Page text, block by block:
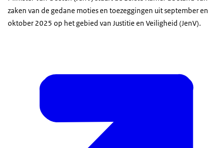
zaken van de gedane moties en toezeggingen uit september en
oktober 2025 op het gebied van Justitie en Veiligheid (JenV).